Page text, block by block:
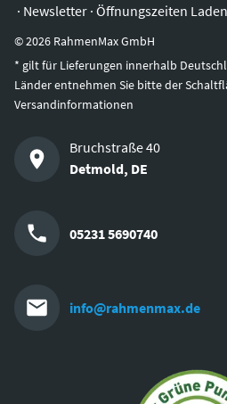
· Newsletter · Öffnungszeiten
©2026 RahmenMax GmbH
* gilt für Lieferungen innerhalb
Länder entnehmen Sie bitte der
Versandinformationen
Bruchstraße 40
Detmold, DE
05231 5690740
info@rahmenmax.de